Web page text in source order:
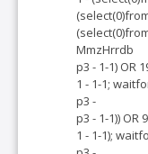
MmzHrrdb
p3 - 1-1) OR
1 - 1-1;
p3 -
p3 - 1-1)) OR
1 - 1-1);